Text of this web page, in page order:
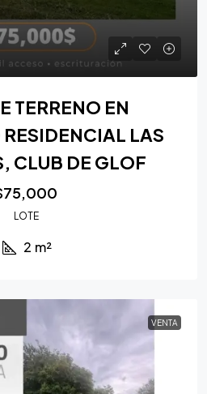
TERRENO EN
LAS
CLUB DE GLOF
LOTE
2 m²
VENTA